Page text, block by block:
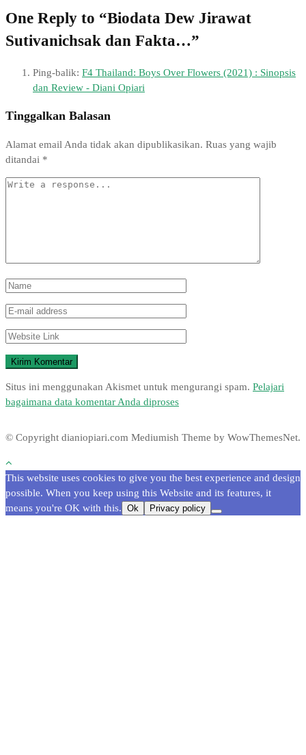
One Reply to “Biodata Dew Jirawat
Sutivanichsak dan Fakta…”
Ping-balik: F4 Thailand: Boys Over Flowers (2021) : Sinopsis
dan Review - Diani Opiari
Tinggalkan Balasan
Alamat email Anda tidak akan dipublikasikan. Ruas yang wajib
ditandai *
Situs ini menggunakan Akismet untuk mengurangi spam. Pelajari
bagaimana data komentar Anda diproses
© Copyright dianiopiari.com Mediumish Theme by WowThemesNet.
This website uses cookies to give you the best experience and design
possible. When you keep using this Website and its features, it
means you're OK with this. Ok Privacy policy